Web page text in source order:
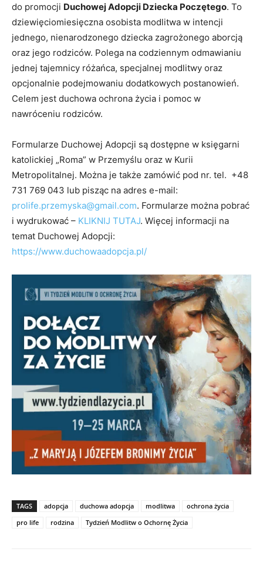
do promocji Duchowej Adopcji Dziecka Poczętego. To
dziewięciomiesięczna osobista modlitwa w intencji
jednego, nienarodzonego dziecka zagrożonego aborcją
oraz jego rodziców. Polega na codziennym odmawianiu
jednej tajemnicy różańca, specjalnej modlitwy oraz
opcjonalnie podejmowaniu dodatkowych postanowień.
Celem jest duchowa ochrona życia i pomoc w
nawróceniu rodziców.
Formularze Duchowej Adopcji są dostępne w księgarni
katolickiej „Roma” w Przemyślu oraz w Kurii
Metropolitalnej. Można je także zamówić pod nr. tel. +48
731 769 043 lub pisząc na adres e-mail:
prolife.przemyska@gmail.com. Formularze można pobrać
i wydrukować – KLIKNIJ TUTAJ. Więcej informacji na
temat Duchowej Adopcji:
https://www.duchowaadopcja.pl/
TAGS adopcja duchowa adopcja modlitwa
ochrona życia
pro life
rodzina Tydzień Modlitw o Ochornę Życia